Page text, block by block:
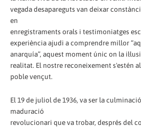
vegada desapareguts van deixar
en
enregistraments orals i testimoniatges
experiència ajudi a comprendre millor
anarquía”, aquest moment únic on la
realitat. El nostre reconeixement s'estén
poble vençut.
El 19 de juliol de 1936, va ser la
maduració
revolucionari que va trobar, després del